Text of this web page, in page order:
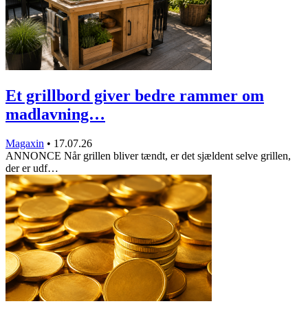
Et grillbord giver bedre rammer om
madlavning…
Magaxin • 17.07.26
ANNONCE Når grillen bliver tændt, er det sjældent selve grillen,
der er udf…